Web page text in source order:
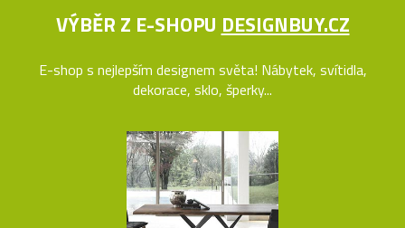
VÝBĚR Z E-SHOPU DESIGNBUY.CZ
E-shop s nejlepším designem světa! Nábytek, svítidla,
dekorace, sklo, šperky...